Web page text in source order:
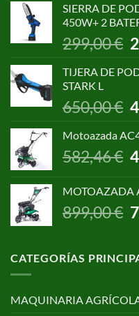
SIERRA DE
450W+ 2
299,00€ El
TIJERA DE
STARK L
650,00€
El
Motoazada
582,46€
El
MOTOAZADA
899,00€ El
CATEGORÍAS
MAQUINARIA